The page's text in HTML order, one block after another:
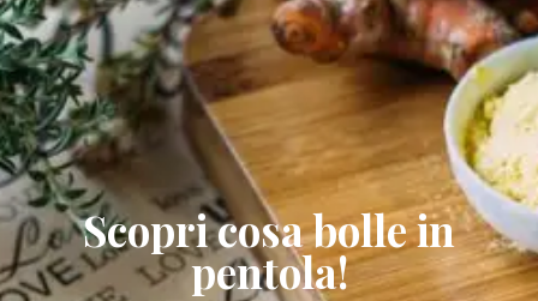
Scopri cosa bolle in
pentola!